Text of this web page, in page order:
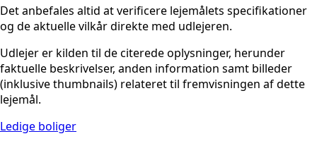
Det anbefales altid at verificere lejemålets specifikationer
og de aktuelle vilkår direkte med udlejeren.
Udlejer er kilden til de citerede oplysninger, herunder
faktuelle beskrivelser, anden information samt billeder
(inklusive thumbnails) relateret til fremvisningen af dette
lejemål.
Ledige boliger